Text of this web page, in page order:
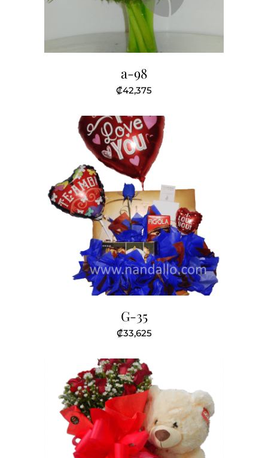
a-98
₡42,375
G-35
₡33,625